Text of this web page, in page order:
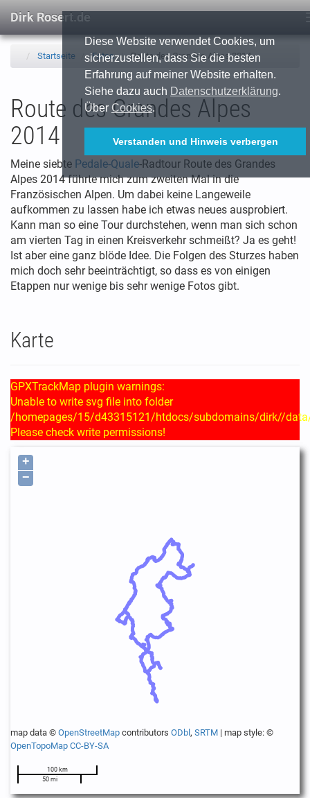
Diese Website verwendet Cookies, um
sicherzustellen, dass Sie die besten
Erfahrung auf meiner Website erhalten.
Siehe dazu auch Datenschutzerklärung.
Über Cookies.
Verstanden und Hinweis verbergen
Dirk Rosert.de
Startseite Fotos Route des Grandes Alpes 2014
Route des Grandes Alpes
2014
Meine siebte Pedale-Quale-Radtour Route des Grandes
Alpes 2014 führte mich zum zweiten Mal in die
Französischen Alpen. Um dabei keine Langeweile
aufkommen zu lassen habe ich etwas neues ausprobiert.
Kann man so eine Tour durchstehen, wenn man sich schon
am vierten Tag in einen Kreisverkehr schmeißt? Ja es geht!
Ist aber eine ganz blöde Idee. Die Folgen des Sturzes haben
mich doch sehr beeinträchtigt, so dass es von einigen
Etappen nur wenige bis sehr wenige Fotos gibt.
Karte
GPXTrackMap plugin warnings:
Unable to write svg file into folder
/homepages/15/d43315121/htdocs/subdomains/dirk//
Please check write permissions!
+
−
100 km
50 mi
map data © OpenStreetMap contributors ODbl , SRTM | map style: ©
OpenTopoMap CC-BY-SA